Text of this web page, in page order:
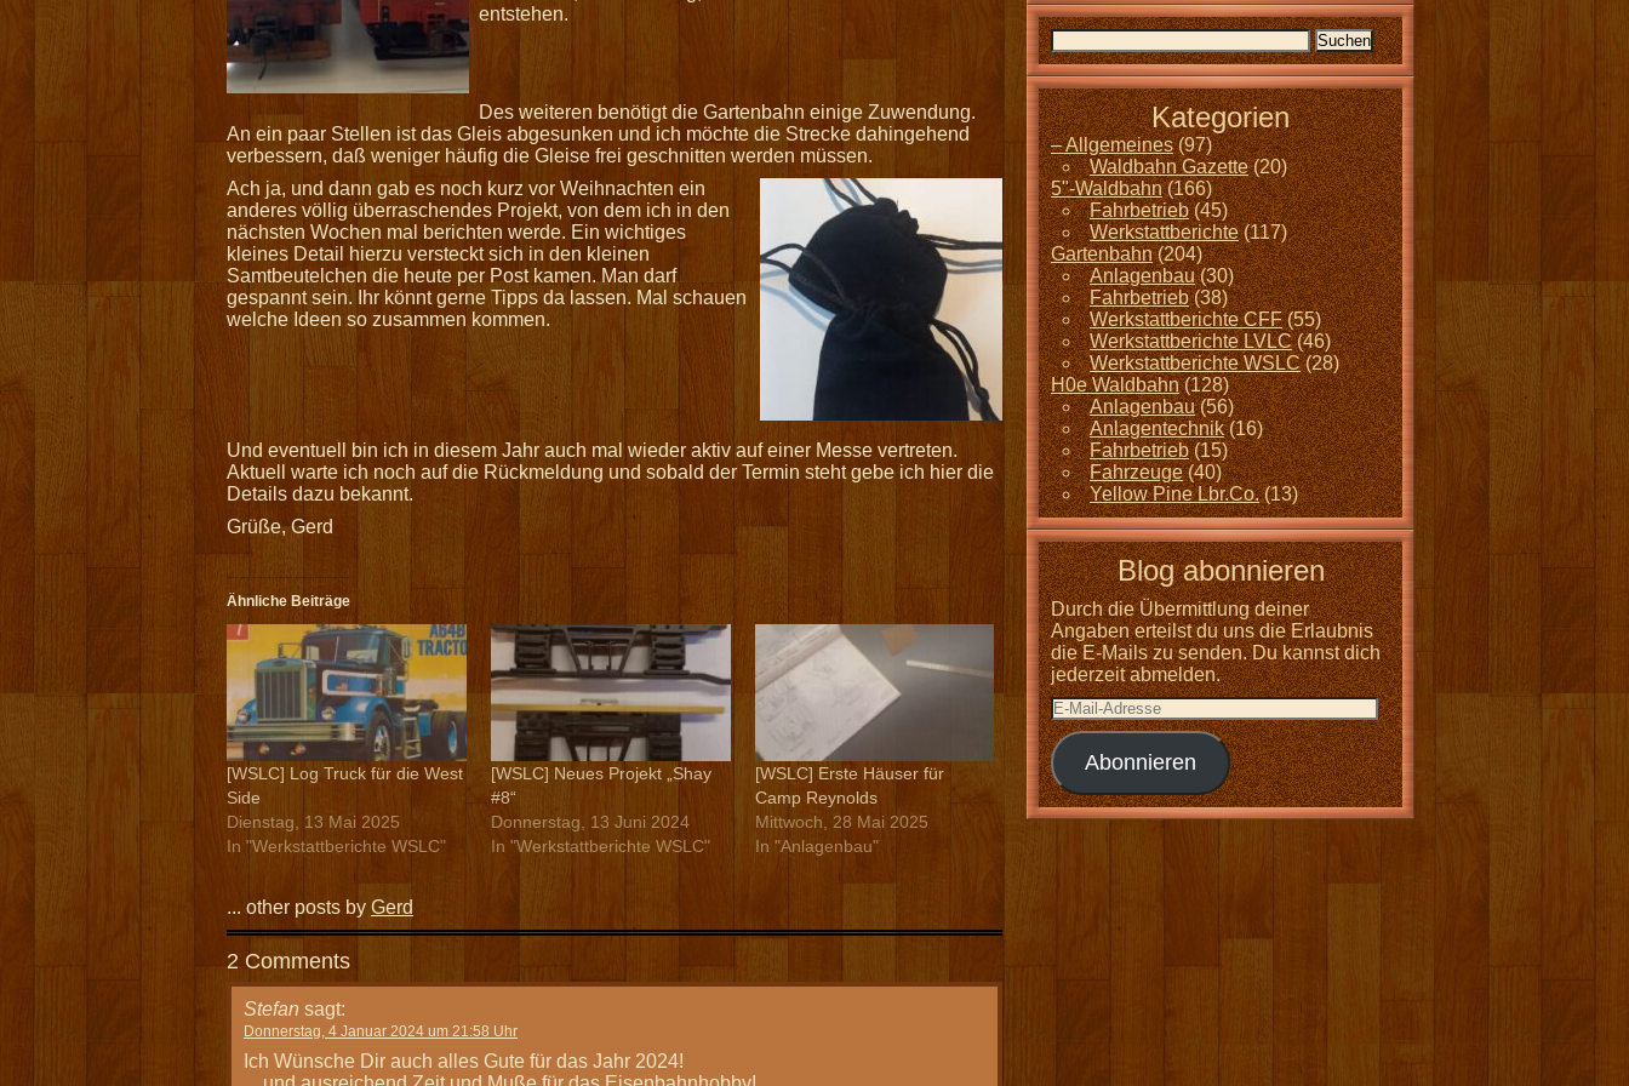
entstehen.
Des weiteren benötigt die Gartenbahn einige Zuwendung.
An ein paar Stellen ist das Gleis abgesunken und ich möchte die Strecke dahingehend
verbessern, daß weniger häufig die Gleise frei geschnitten werden müssen.
Ach ja, und dann gab es noch kurz vor Weihnachten ein
anderes völlig überraschendes Projekt, von dem ich in den
nächsten Wochen mal berichten werde. Ein wichtiges
kleines Detail hierzu versteckt sich in den kleinen
Samtbeutelchen die heute per Post kamen. Man darf
gespannt sein. Ihr könnt gerne Tipps da lassen. Mal schauen
welche Ideen so zusammen kommen.
Und eventuell bin ich in diesem Jahr auch mal wieder aktiv auf einer Messe vertreten.
Aktuell warte ich noch auf die Rückmeldung und sobald der Termin steht gebe ich hier die
Details dazu bekannt.
Grüße, Gerd
Ähnliche Beiträge
[WSLC] Log Truck für die West
Side
Dienstag, 13 Mai 2025
In "Werkstattberichte WSLC"
[WSLC] Neues Projekt „Shay
#8“
Donnerstag, 13 Juni 2024
In "Werkstattberichte WSLC"
[WSLC] Erste Häuser für
Camp Reynolds
Mittwoch, 28 Mai 2025
In "Anlagenbau"
... other posts by Gerd
2 Comments
Stefan sagt:
Donnerstag, 4 Januar 2024 um 21:58 Uhr
Ich Wünsche Dir auch alles Gute für das Jahr 2024!
Kategorien
– Allgemeines(97)
Waldbahn Gazette(20)
5"-Waldbahn(166)
Fahrbetrieb(45)
Werkstattberichte(117)
Gartenbahn(204)
Anlagenbau(30)
Fahrbetrieb(38)
Werkstattberichte CFF(55)
Werkstattberichte LVLC(46)
Werkstattberichte WSLC(28)
H0e Waldbahn(128)
Anlagenbau(56)
Anlagentechnik(16)
Fahrbetrieb(15)
Fahrzeuge(40)
Yellow Pine Lbr.Co.(13)
Blog abonnieren
Durch die Übermittlung deiner
Angaben erteilst du uns die Erlaubnis
die E-Mails zu senden. Du kannst dich
jederzeit abmelden.
Abonnieren